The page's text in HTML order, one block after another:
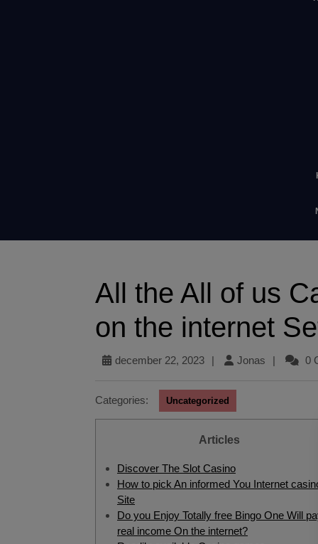
All the All of us
on the internet
december 22, 2023 | Jonas | 0
Categories: Uncategorized
Articles
Discover The Slot Casino
How to pick An informed You Internet
Site
Do you Enjoy Totally free Bingo One Will
real income On the internet?